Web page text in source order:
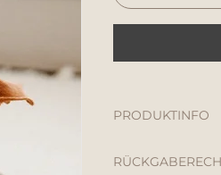
PRODUKTINFO
Waschbar bis